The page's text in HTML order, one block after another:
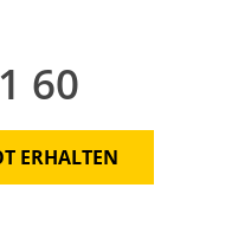
60
ERHALTEN